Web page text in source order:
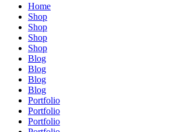
Home
Shop
Shop
Shop
Shop
Blog
Blog
Blog
Blog
Portfolio
Portfolio
Portfolio